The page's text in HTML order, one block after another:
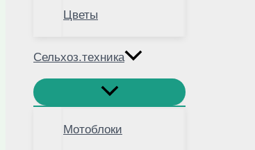
Цветы
Сельхоз.техника
Мотоблоки